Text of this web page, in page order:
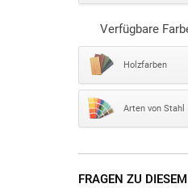
Verfügbare
Holzfarben
Arten von Stahl
FRAGEN ZU